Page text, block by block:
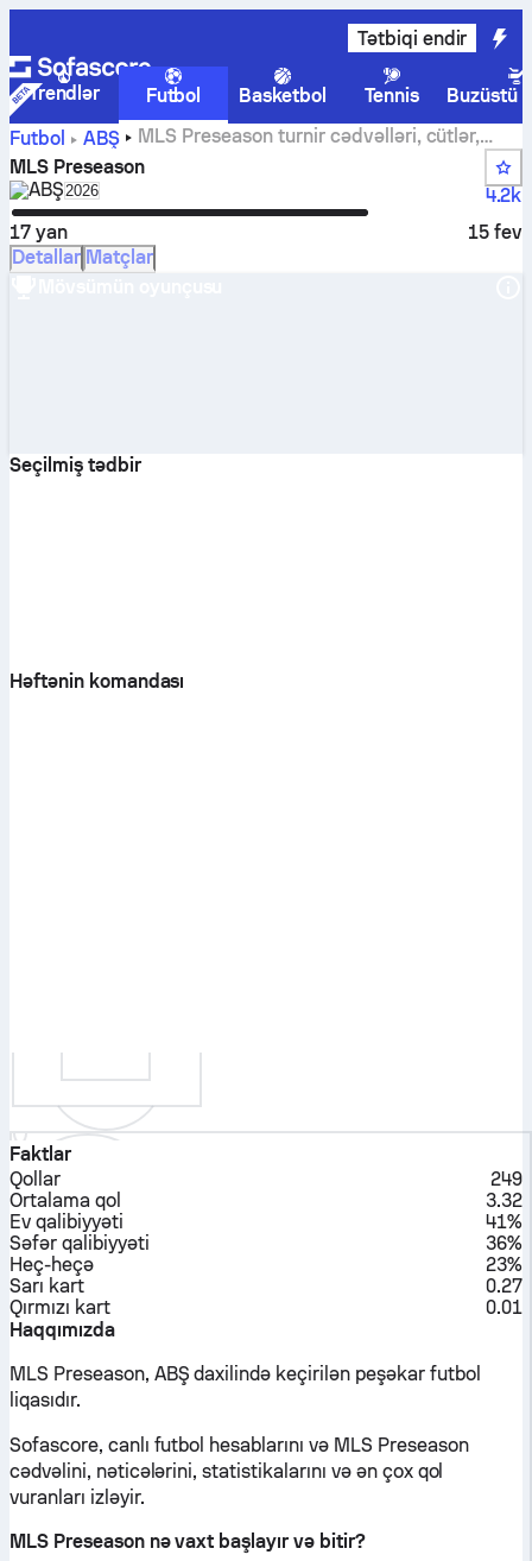
Tətbiqi endir
Trendlər Futbol Basketbol Tennis
Buzüstü
Futbol
ABŞ
MLS Preseason turnir cədvəlləri, cütlər,
nəticələr və statiskalar
MLS Preseason
ABŞSelect season in unique tournament header
2026
4.2k
17 yan
15 fev
Detallar Matçlar
Seçilmiş tədbir
Həftənin komandası
Faktlar
Qollar
249
Ortalama qol
3.32
Ev qalibiyyəti
41%
Səfər qalibiyyəti
36%
Heç-heçə
23%
Sarı kart
0.27
Qırmızı kart
0.01
Haqqımızda
MLS Preseason, ABŞ daxilində keçirilən peşəkar futbol
liqasıdır.
Sofascore, canlı futbol hesablarını və MLS Preseason
cədvəlini, nəticələrini, statistikalarını və ən çox qol
vuranları izləyir.
MLS Preseason nə vaxt başlayır və bitir?